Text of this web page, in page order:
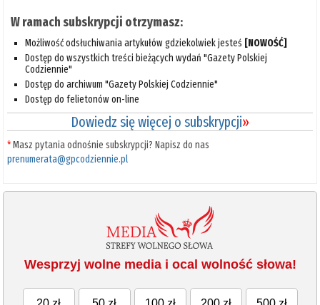
W ramach subskrypcji otrzymasz:
Możliwość odsłuchiwania artykułów gdziekolwiek jesteś [NOWOŚĆ]
Dostęp do wszystkich treści bieżących wydań "Gazety Polskiej
Codziennie"
Dostęp do archiwum "Gazety Polskiej Codziennie"
Dostęp do felietonów on-line
Dowiedz się więcej o subskrypcji»
*Masz pytania odnośnie subskrypcji? Napisz do nas
prenumerata@gpcodziennie.pl
Wesprzyj wolne media i ocal wolność słowa!